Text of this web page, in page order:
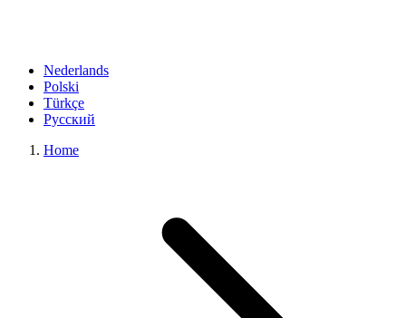
Nederlands
Polski
Türkçe
Русский
Home